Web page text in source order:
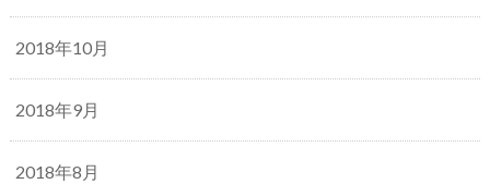
2018年10月
2018年9月
2018年8月